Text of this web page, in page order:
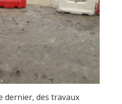
dernier, des travaux